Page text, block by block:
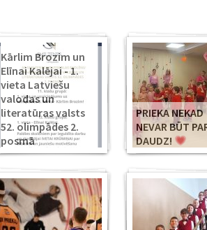
Kārlim Brozim un
Elīnai Kalējai - 1.
vieta Latviešu
valodas un
literatūras valsts
52. olimpādes 2.
posmā
PRIEKA NEKAD
NEVAR BŪT
DAUDZ!